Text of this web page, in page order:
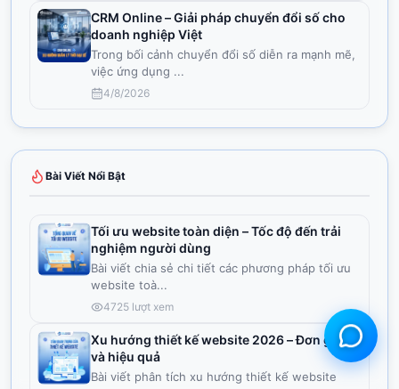
CRM Online – Giải pháp chuyển đổi số cho
doanh nghiệp Việt
Trong bối cảnh chuyển đổi số diễn ra mạnh mẽ,
việc ứng dụng ...
4/8/2026
Bài Viết Nổi Bật
Tối ưu website toàn diện – Tốc độ đến trải
nghiệm người dùng
Bài viết chia sẻ chi tiết các phương pháp tối ưu
website toà...
4725 lượt xem
Xu hướng thiết kế website 2026 – Đơn giản
và hiệu quả
Bài viết phân tích xu hướng thiết kế website